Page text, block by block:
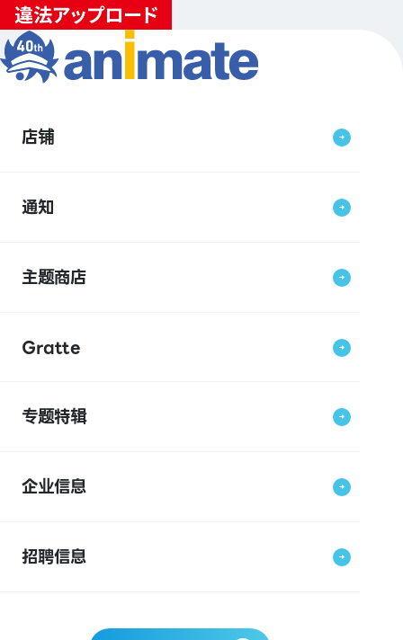
店铺
通知
主题商店
Gratte
专题特辑
企业信息
招聘信息